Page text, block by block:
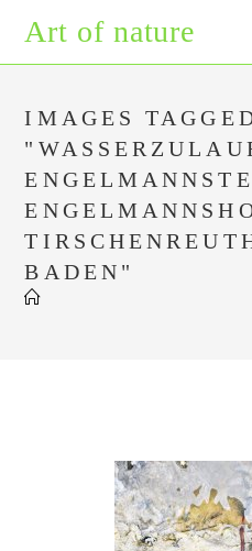
Inhalt
springen
Art of nature
IMAGES
BADEN"